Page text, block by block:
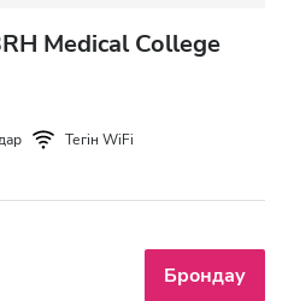
Medical College
Тегін WiFi
Брондау